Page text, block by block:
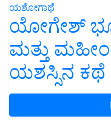
ಯಶೋಗಾಥೆ
ಯೋಗೇಶ್
ಮತ್ತು
ಯಶಸ್ಸಿನ ಕಥೆ